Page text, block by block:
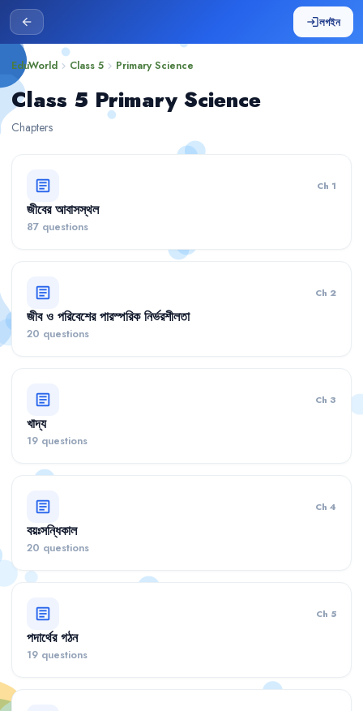
arrow_back loginলগইন
EduWorld chevron_right Class 5 chevron_right Primary Science
Class 5 Primary Science
Chapters
article Ch 1
জীবের আবাসস্থল
87 questions
article Ch 2
জীব ও পরিবেশের পারস্পরিক নির্ভরশীলতা
20 questions
article Ch 3
খাদ্য
19 questions
article Ch 4
বয়ঃসন্ধিকাল
20 questions
article Ch 5
পদার্থের গঠন
19 questions